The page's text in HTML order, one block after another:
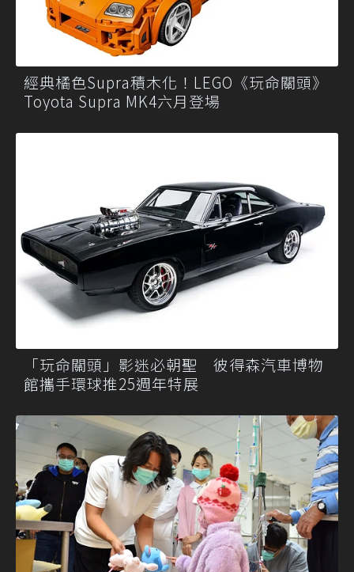
經典橘色Supra積木化！LEGO《玩命關頭》
Toyota Supra MK4六月登場
「玩命關頭」影迷必朝聖 彼得森汽車博物
館攜手環球推25週年特展